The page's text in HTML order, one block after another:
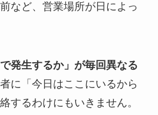
など、営業場所が日によっ
で発生するか」が毎回異なる
に「今日はここにいるから
するわけにもいきません。